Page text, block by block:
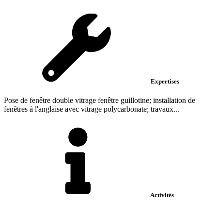
Expertises
Pose de fenêtre double vitrage fenêtre guillotine; installation de
fenêtres à l'anglaise avec vitrage polycarbonate; travaux...
Activités